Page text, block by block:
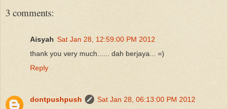
3 comments:
Aisyah Sat Jan 28, 12:59:00 PM 2012
thank you very much...... dah berjaya... =)
Reply
dontpushpush
Sat Jan 28, 06:13:00 PM 2012